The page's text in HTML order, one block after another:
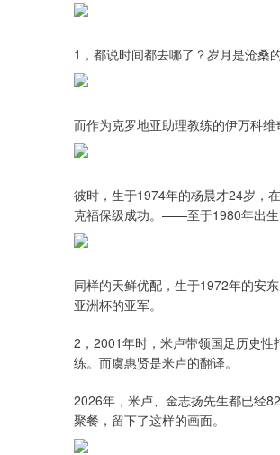
1，都说时间都去哪了？岁月是沧桑
而作为克罗地亚助理教练的伊万科维
彼时，生于1974年的杨晨才24岁，
克福保级成功。——至于1980年出生
同样的天鲜优配，生于1972年的安
亚洲杯的亚军。
2，2001年时，米卢带领国足历史
练。而虞惠贤是米卢的翻译。
2026年，米卢、金志扬先生都已经
聚餐，留下了这样的画面。